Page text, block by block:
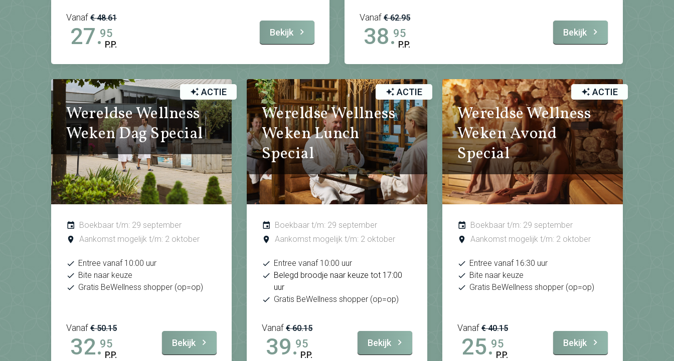
Vanaf € 48.61
27.95
P.P.
Bekijk
Vanaf € 62.95
38.95
P.P.
Bekijk
Wereldse Wellness
Weken Dag Special
ACTIE
Boekbaar t/m: 29 september
Aankomst mogelijk t/m: 2 oktober
Entree vanaf 10:00 uur
Bite naar keuze
Gratis BeWellness shopper (op=op)
Vanaf € 50.15
32.95
P.P.
Bekijk
Wereldse Wellness
Weken Lunch
Special
ACTIE
Boekbaar t/m: 29 september
Aankomst mogelijk t/m: 2 oktober
Entree vanaf 10:00 uur
Belegd broodje naar keuze tot 17:00
uur
Gratis BeWellness shopper (op=op)
Vanaf € 60.15
39.95
P.P.
Bekijk
Wereldse Wellness
Weken Avond
Special
ACTIE
Boekbaar t/m: 29 september
Aankomst mogelijk t/m: 2 oktober
Entree vanaf 16:30 uur
Bite naar keuze
Gratis BeWellness shopper (op=op)
Vanaf € 40.15
25.95
P.P.
Bekijk